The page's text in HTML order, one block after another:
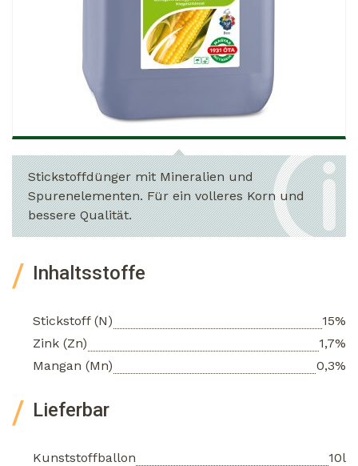
Stickstoffdünger mit Mineralien und
Spurenelementen. Für ein volleres Korn und
bessere Qualität.
Inhaltsstoffe
Stickstoff (N)
15%
Zink (Zn)
1,7%
Mangan (Mn)
0,3%
Lieferbar
Kunststoffballon
10l